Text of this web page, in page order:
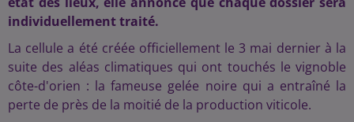
individuellement traité.
La cellule a été créée officiellement le 3 mai dernier à la
suite des aléas climatiques qui ont touchés le vignoble
côte-d'orien : la fameuse gelée noire qui a entraîné la
perte de près de la moitié de la production viticole.